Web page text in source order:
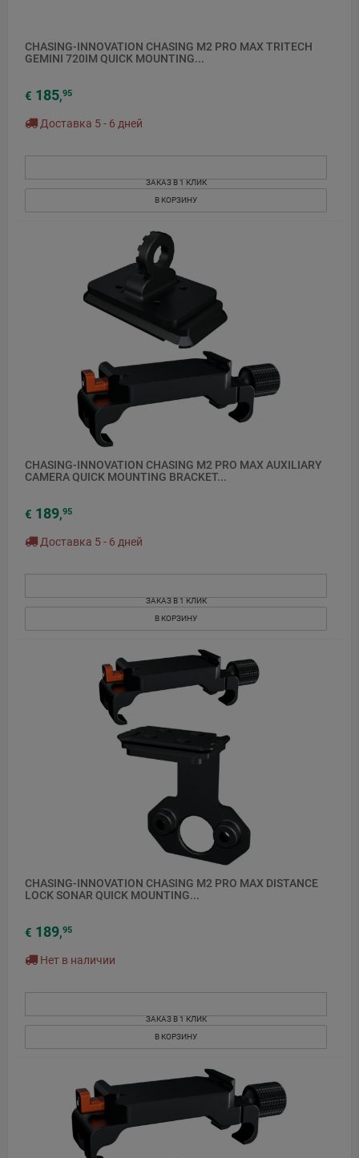
CHASING-INNOVATION CHASING M2 PRO MAX TRITECH
GEMINI 720IM QUICK MOUNTING...
€ 185,95
Доставка 5 - 6 дней
ЗАКАЗ В 1 КЛИК
В КОРЗИНУ
CHASING-INNOVATION CHASING M2 PRO MAX AUXILIARY
CAMERA QUICK MOUNTING BRACKET...
€ 189,95
Доставка 5 - 6 дней
ЗАКАЗ В 1 КЛИК
В КОРЗИНУ
CHASING-INNOVATION CHASING M2 PRO MAX DISTANCE
LOCK SONAR QUICK MOUNTING...
€ 189,95
Нет в наличии
ЗАКАЗ В 1 КЛИК
В КОРЗИНУ